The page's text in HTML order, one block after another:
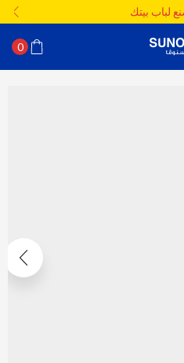
لباب بيتك
0